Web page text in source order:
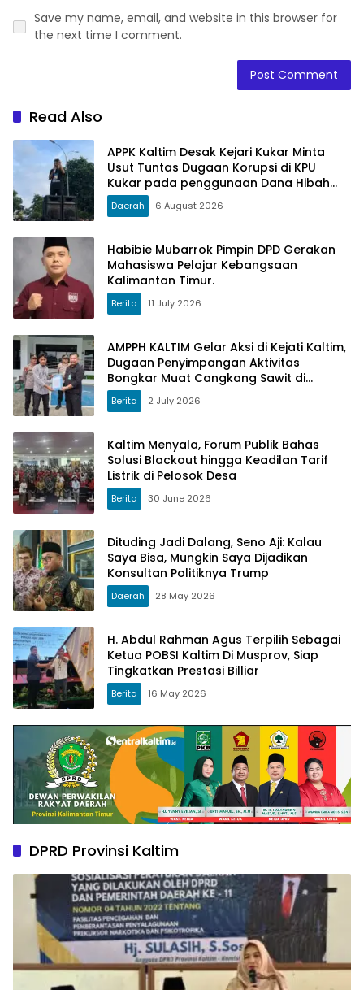
Save my name, email, and website in this browser for
the next time I comment.
Read Also
APPK Kaltim Desak Kejari Kukar Minta
Usut Tuntas Dugaan Korupsi di KPU
Kukar pada penggunaan Dana Hibah
PSU Kukar Tahun 2025
Daerah 6 August 2026
Habibie Mubarrok Pimpin DPD Gerakan
Mahasiswa Pelajar Kebangsaan
Kalimantan Timur.
Berita 11 July 2026
AMPPH KALTIM Gelar Aksi di Kejati Kaltim,
Dugaan Penyimpangan Aktivitas
Bongkar Muat Cangkang Sawit di
Logpond Tubaan
Berita 2 July 2026
Kaltim Menyala, Forum Publik Bahas
Solusi Blackout hingga Keadilan Tarif
Listrik di Pelosok Desa
Berita 30 June 2026
Dituding Jadi Dalang, Seno Aji: Kalau
Saya Bisa, Mungkin Saya Dijadikan
Konsultan Politiknya Trump
Daerah 28 May 2026
H. Abdul Rahman Agus Terpilih Sebagai
Ketua POBSI Kaltim Di Musprov, Siap
Tingkatkan Prestasi Billiar
Berita 16 May 2026
DPRD Provinsi Kaltim